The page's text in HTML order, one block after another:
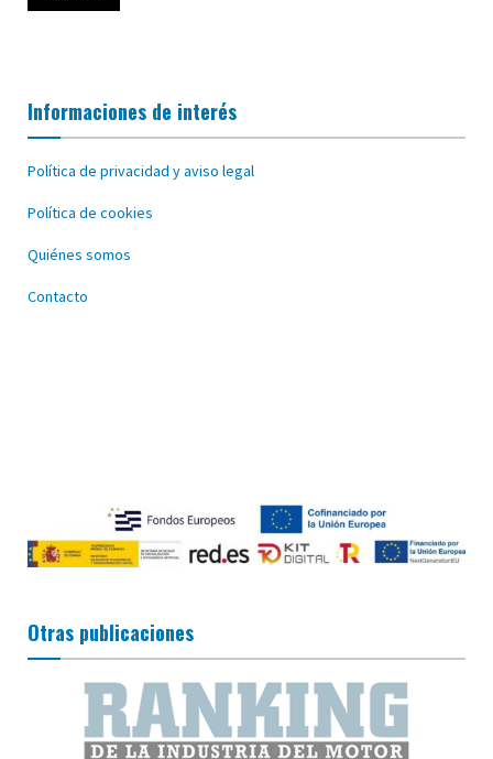
Informaciones de interés
Política de privacidad y aviso legal
Política de cookies
Quiénes somos
Contacto
Otras publicaciones